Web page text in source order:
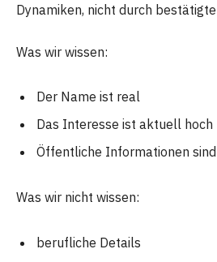
Dynamiken, nicht durch
Was wir wissen:
Der Name ist real
Das Interesse ist aktuell hoch
Öffentliche Informationen
Was wir nicht wissen:
berufliche Details